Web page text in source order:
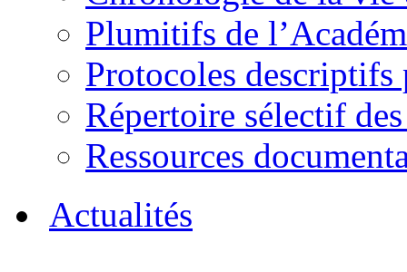
Plumitifs de
Protocoles descriptifs
Répertoire sélectif
Ressources
Actualités